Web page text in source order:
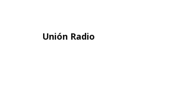
Unión Radio